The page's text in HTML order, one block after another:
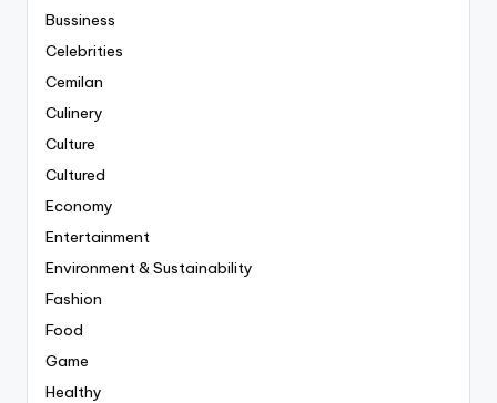
Bussiness
Celebrities
Cemilan
Culinery
Culture
Cultured
Economy
Entertainment
Environment & Sustainability
Fashion
Food
Game
Healthy